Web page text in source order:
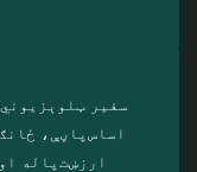
ارزښت‌پاله او ‎له سیاسي اړخه بې‌پرې رسنۍ ده.